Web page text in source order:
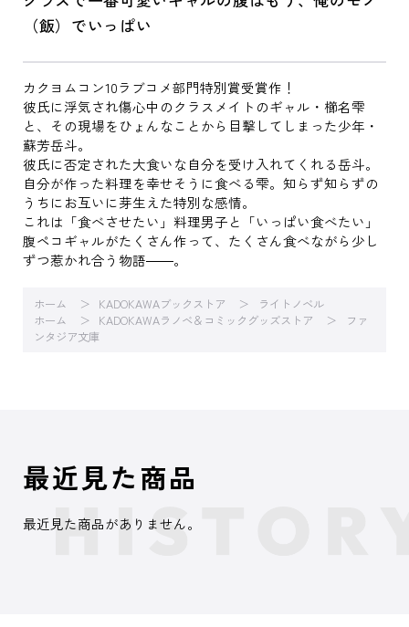
（飯）でいっぱい
カクヨムコン10ラブコメ部門特別賞受賞作！
彼氏に浮気され傷心中のクラスメイトのギャル・櫛名雫
と、その現場をひょんなことから目撃してしまった少年・
蘇芳岳斗。
彼氏に否定された大食いな自分を受け入れてくれる岳斗。
自分が作った料理を幸せそうに食べる雫。知らず知らずの
うちにお互いに芽生えた特別な感情。
これは「食べさせたい」料理男子と「いっぱい食べたい」
腹ペコギャルがたくさん作って、たくさん食べながら少し
ずつ惹かれ合う物語――。
ホーム KADOKAWAブックストア
ライトノベル
ホーム
KADOKAWAラノベ＆コミックグッズストア
ファ
ンタジア文庫
最近見た商品
最近見た商品がありません。